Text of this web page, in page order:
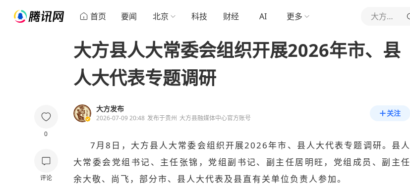
首页 要闻 北京 科技 财经 AI 更多 大方发布
0
评论
大方县人大常委会组织开展2026年市、县
人大代表专题调研
大方发布
2026-07-09 20:48 发布于贵州 大方县融媒体中心官方账号
关注
7月8日，大方县人大常委会组织开展2026年市、县人大代表专题调研。县人
大常委会党组书记、主任张锦，党组副书记、副主任居明旺，党组成员、副主任
余大敬、尚飞，部分市、县人大代表及县直有关单位负责人参加。